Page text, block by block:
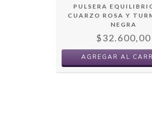
PULSERA
CUARZO ROSA Y
NEGRA
$32.600,00